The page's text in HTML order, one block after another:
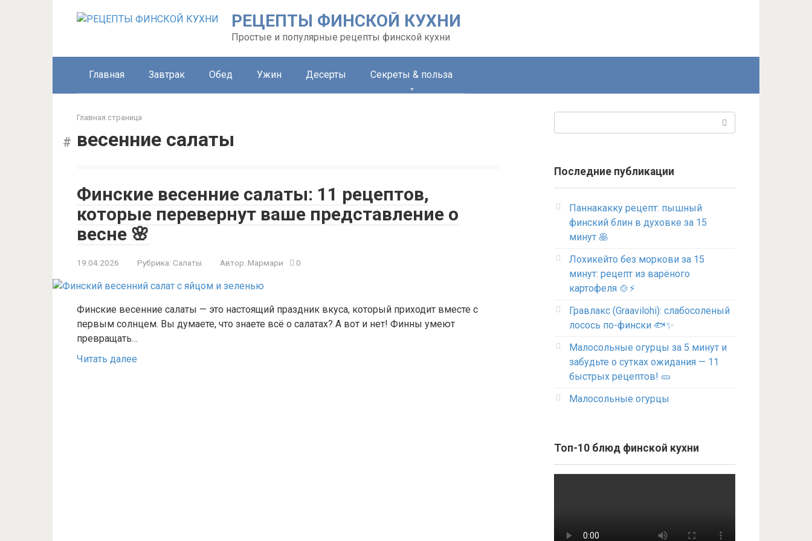
РЕЦЕПТЫ ФИНСКОЙ КУХНИ
Простые и популярные рецепты финской кухни
Главная Завтрак Обед Ужин Десерты Секреты & польза
Главная страница
весенние салаты
Финские весенние салаты: 11 рецептов,
которые перевернут ваше представление о
весне 🌸
19.04.2026 Рубрика: Салаты Автор: Мармари 0
Финские весенние салаты — это настоящий праздник вкуса, который приходит вместе с
первым солнцем. Вы думаете, что знаете всё о салатах? А вот и нет! Финны умеют
превращать…
Читать далее
Последние публикации
Паннакакку рецепт: пышный
финский блин в духовке за 15
минут 🥞
Лохикейто без моркови за 15
минут: рецепт из варёного
картофеля 🍲⚡
Гравлакс (Graavilohi): слабосоленый
лосось по-фински 🐟✨
Малосольные огурцы за 5 минут и
забудьте о сутках ожидания — 11
быстрых рецептов! 🥒
Малосольные огурцы
Топ-10 блюд финской кухни